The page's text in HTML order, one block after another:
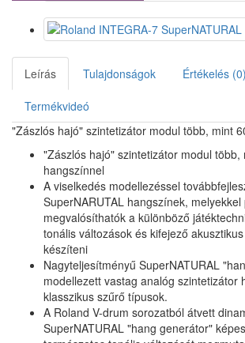
Leírás Tulajdonságok Értékelés (0)
Termékvideó
"Zászlós hajó" szintetizátor modul több, mint
"Zászlós hajó" szintetizátor modul több,
hangszínnel
A viselkedés modellezéssel
SuperNARUTAL hangszínek, melyekkel
megvalósíthatók a különböző
tonális változások és kifejező
készíteni
Nagyteljesítményű SuperNATURAL
modellezett vastag analóg szintetizátor
klasszikus szűrő típusok.
A Roland V-drum sorozatból átvett
SuperNATURAL "hang generátor"